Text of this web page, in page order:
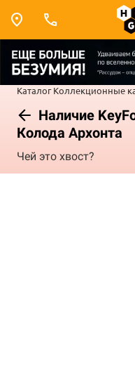
Каталог Коллекционные
Наличие
Колода Архонта
Чей это хвост?